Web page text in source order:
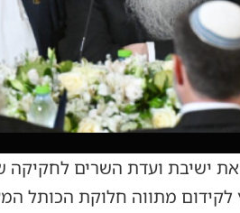
ישיבת ועדת השרים לחקיקה
לקידום מתווה חלוקת הכותל